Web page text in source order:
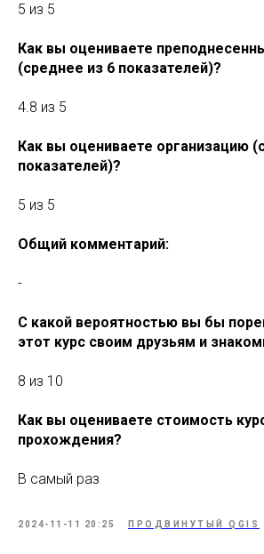
5 из 5
Как вы оцениваете
(среднее из 6 показателей)?
4.8 из 5
Как вы оцениваете организацию
показателей)?
5 из 5
Общий комментарий:
-
С какой вероятностью вы бы
этот курс своим друзьям и
8 из 10
Как вы оцениваете стоимость
прохождения?
В самый раз
2024-11-11 20:25 ПРОДВИНУТЫЙ QGIS